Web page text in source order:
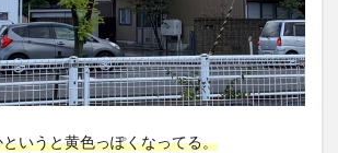
いうと黄色っぽくなってる。